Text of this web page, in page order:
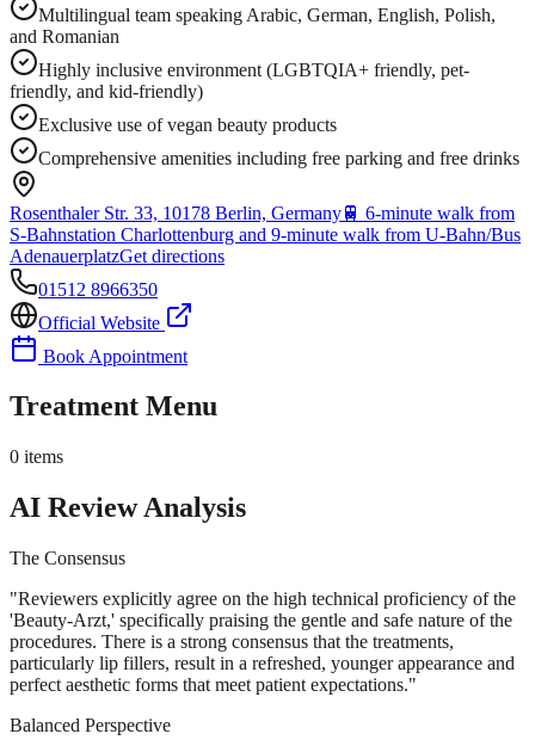
Multilingual team speaking Arabic, German, English, Polish,
and Romanian
Highly inclusive environment (LGBTQIA+ friendly, pet-
friendly, and kid-friendly)
Exclusive use of vegan beauty products
Comprehensive amenities including free parking and free drinks
Rosenthaler Str. 33, 10178 Berlin, Germany🚆 6-minute walk from
S-Bahnstation Charlottenburg and 9-minute walk from U-Bahn/Bus
AdenauerplatzGet directions
01512 8966350
Official Website
Book Appointment
Treatment Menu
0 items
AI Review Analysis
The Consensus
"Reviewers explicitly agree on the high technical proficiency of the
'Beauty-Arzt,' specifically praising the gentle and safe nature of the
procedures. There is a strong consensus that the treatments,
particularly lip fillers, result in a refreshed, younger appearance and
perfect aesthetic forms that meet patient expectations."
Balanced Perspective